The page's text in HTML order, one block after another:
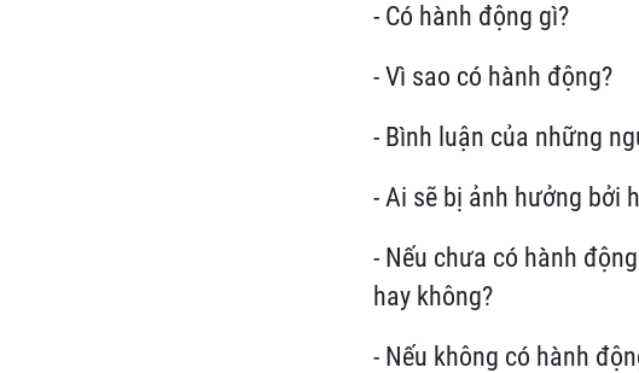
- Có hành động gì?
- Vì sao có hành động?
- Bình luận của những
- Ai sẽ bị ảnh hưởng bởi
- Nếu chưa có hành
hay không?
- Nếu không có hành